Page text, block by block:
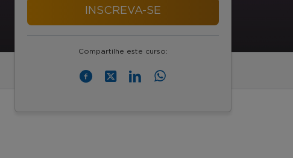
INSCREVA-SE
Compartilhe este curso: